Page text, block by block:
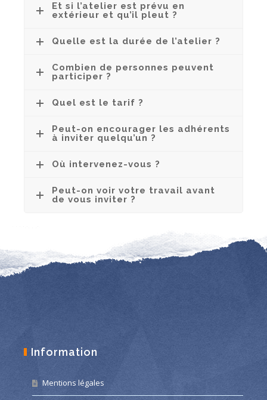
Et si l’atelier est prévu en
extérieur et qu’il pleut ?
Quelle est la durée de l’atelier ?
Combien de personnes peuvent
participer ?
Quel est le tarif ?
Peut-on encourager les adhérents
à inviter quelqu’un ?
Où intervenez-vous ?
Peut-on voir votre travail avant
de vous inviter ?
Information
Mentions légales